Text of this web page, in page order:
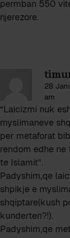
permban 550
njerezore.
28
am
“Laicizmi nuk
myslimaneve
per metaforat
rendom edhe
te Islamit”.
Padyshim,qe
shpikje e
shqiptare(kush
kunderten?!).
Padyshim,qe